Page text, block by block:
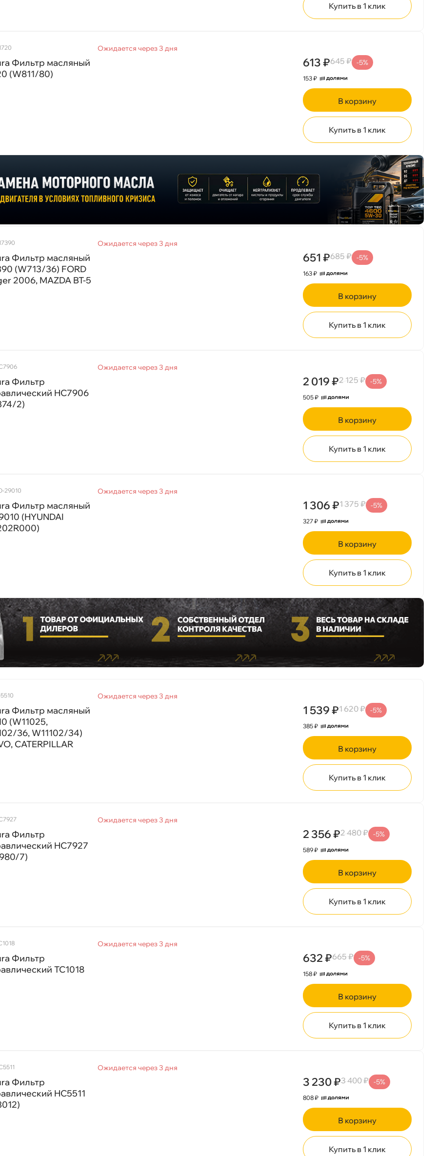
Купить в 1 клик
Фильтр масляный
(W811/80)
Ожидается через 3 дня
613 ₽645 ₽ -5%
153 ₽
корзину
Купить в 1 клик
Фильтр масляный
(W713/36) FORD
2006, MAZDA BT-5
Ожидается через 3 дня
651 ₽685 ₽ -5%
163 ₽
корзину
Купить в 1 клик
Фильтр
HC7906
2)
Ожидается через 3 дня
2 019 ₽2 125 ₽ -5%
505 ₽
корзину
Купить в 1 клик
29010
Фильтр масляный
(HYUNDAI
Ожидается через 3 дня
1 306 ₽1 375 ₽ -5%
327 ₽
корзину
Купить в 1 клик
Фильтр масляный
(W11025,
36, W11102/34)
CATERPILLAR
Ожидается через 3 дня
1 539 ₽1 620 ₽ -5%
385 ₽
корзину
Купить в 1 клик
Фильтр
HC7927
7)
Ожидается через 3 дня
2 356 ₽2 480 ₽ -5%
589 ₽
корзину
Купить в 1 клик
Фильтр
TC1018
Ожидается через 3 дня
632 ₽665 ₽ -5%
158 ₽
корзину
Купить в 1 клик
Фильтр
HC5511
Ожидается через 3 дня
3 230 ₽3 400 ₽ -5%
808 ₽
корзину
Купить в 1 клик
Сегодня, 06.08